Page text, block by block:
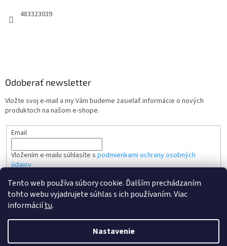
Tento web používa súbory cookie. Ďalším prechádzaním
tohto webu vyjadrujete súhlas s ich používaním. Viac
informáciítu.
Nastavenie
483323039
Odoberať newsletter
Vložte svoj e-mail a my Vám budeme zasielať informácie o nových
produktoch na našom e-shope.
Email
Vložením e-mailu súhlasíte s podmienkami ochrany osobných
údajov
PRIHLÁSIŤ SA
Vytvoril Shoptet